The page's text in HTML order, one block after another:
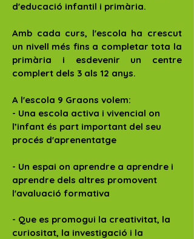
d'educació infantil i primària.
Amb cada curs, l'escola ha crescut
un nivell més fins a completar tota la
primària i esdevenir un centre
complert dels 3 als 12 anys.
A l'escola 9 Graons volem:
- Una escola activa i vivencial on
l’infant és part important del seu
procés d'aprenentatge
- Un espai on aprendre a aprendre i
aprendre dels altres promovent
l'avaluació formativa
- Que es promogui la creativitat, la
curiositat, la investigació i la